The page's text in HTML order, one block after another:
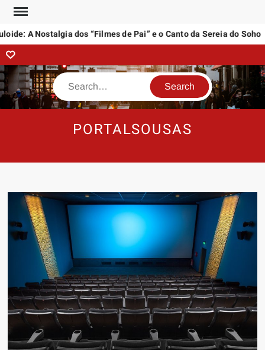
Skip
contentA Nostalgia dos “Filmes de Pai” e o Canto da Sereia do Soho
Contact
Search
PORTALSOUSAS